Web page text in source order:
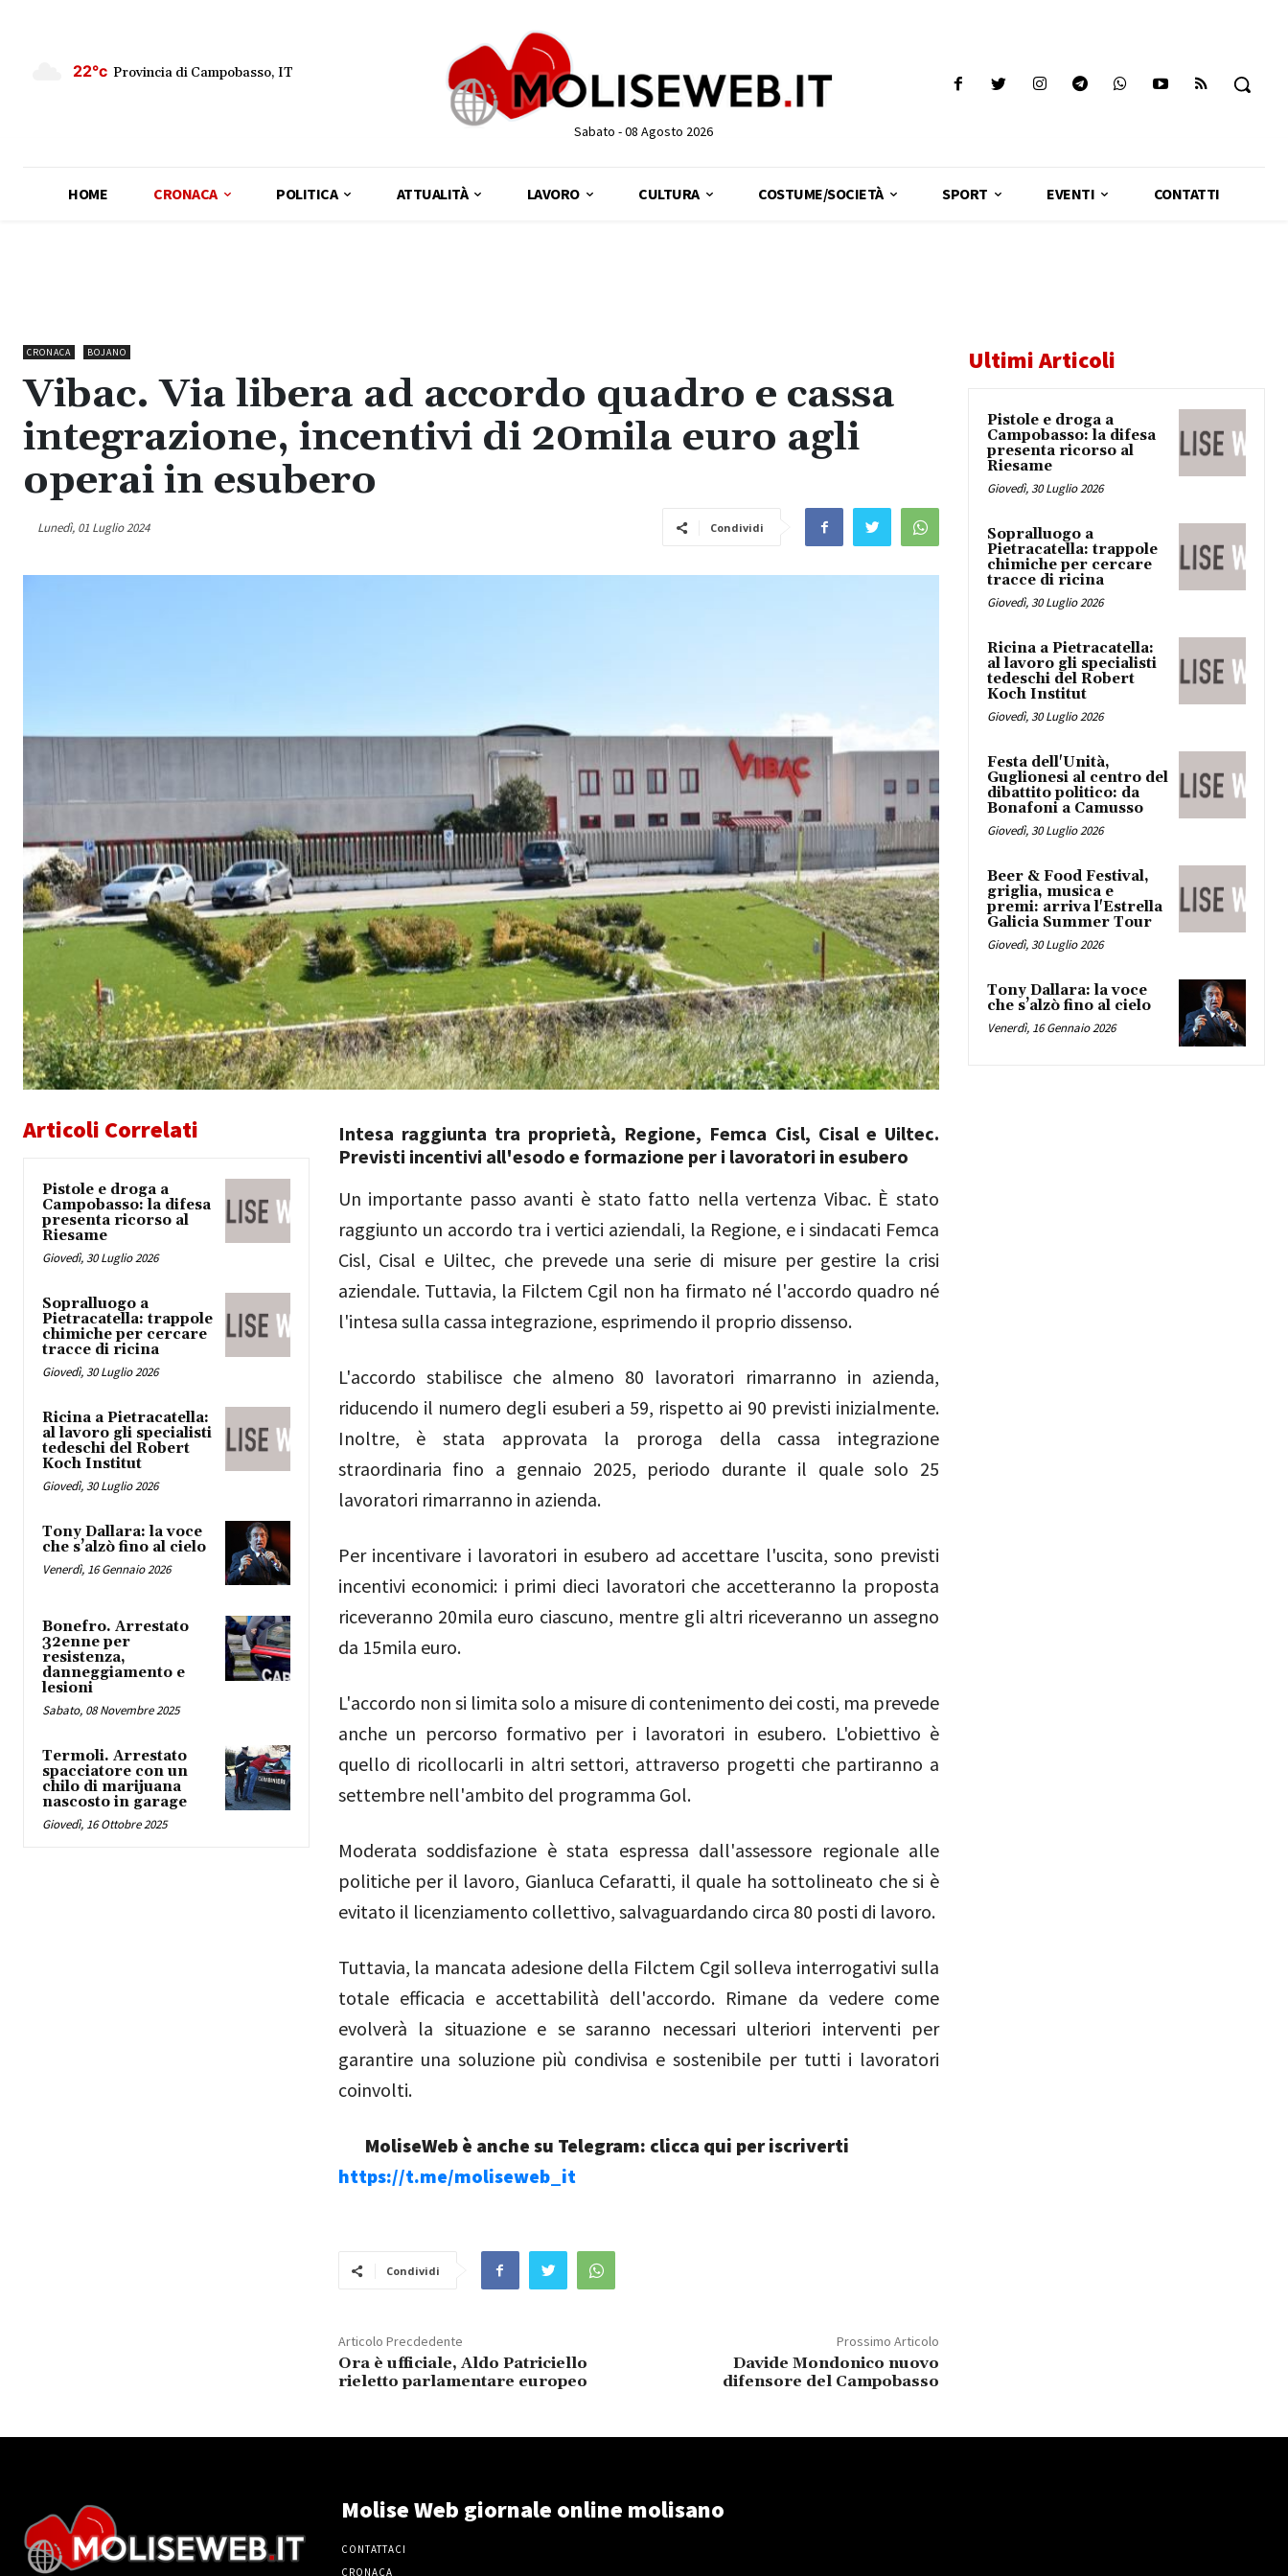
22°c Provincia di Campobasso, IT
Sabato - 08 Agosto 2026
HOME CRONACA POLITICA ATTUALITÀ LAVORO CULTURA COSTUME/SOCIETÀ SPORT EVENTI CONTATTI
CRONACA BOJANO
Vibac. Via libera ad accordo quadro e cassa
integrazione, incentivi di 20mila euro agli
operai in esubero
Lunedì, 01 Luglio 2024 Condividi
Articoli Correlati
Pistole e droga a
Campobasso: la difesa
presenta ricorso al
Riesame
Giovedì, 30 Luglio 2026
Sopralluogo a
Pietracatella: trappole
chimiche per cercare
tracce di ricina
Giovedì, 30 Luglio 2026
Ricina a Pietracatella:
al lavoro gli specialisti
tedeschi del Robert
Koch Institut
Giovedì, 30 Luglio 2026
Tony Dallara: la voce
che s’alzò fino al cielo
Venerdì, 16 Gennaio 2026
Bonefro. Arrestato
32enne per
resistenza,
danneggiamento e
lesioni
Sabato, 08 Novembre 2025
Termoli. Arrestato
spacciatore con un
chilo di marijuana
nascosto in garage
Giovedì, 16 Ottobre 2025
Intesa raggiunta tra proprietà, Regione, Femca Cisl, Cisal e Uiltec.
Previsti incentivi all'esodo e formazione per i lavoratori in esubero
Un importante passo avanti è stato fatto nella vertenza Vibac. È stato
raggiunto un accordo tra i vertici aziendali, la Regione, e i sindacati Femca
Cisl, Cisal e Uiltec, che prevede una serie di misure per gestire la crisi
aziendale. Tuttavia, la Filctem Cgil non ha firmato né l'accordo quadro né
l'intesa sulla cassa integrazione, esprimendo il proprio dissenso.
L'accordo stabilisce che almeno 80 lavoratori rimarranno in azienda,
riducendo il numero degli esuberi a 59, rispetto ai 90 previsti inizialmente.
Inoltre, è stata approvata la proroga della cassa integrazione
straordinaria fino a gennaio 2025, periodo durante il quale solo 25
lavoratori rimarranno in azienda.
Per incentivare i lavoratori in esubero ad accettare l'uscita, sono previsti
incentivi economici: i primi dieci lavoratori che accetteranno la proposta
riceveranno 20mila euro ciascuno, mentre gli altri riceveranno un assegno
da 15mila euro.
L'accordo non si limita solo a misure di contenimento dei costi, ma prevede
anche un percorso formativo per i lavoratori in esubero. L'obiettivo è
quello di ricollocarli in altri settori, attraverso progetti che partiranno a
settembre nell'ambito del programma Gol.
Moderata soddisfazione è stata espressa dall'assessore regionale alle
politiche per il lavoro, Gianluca Cefaratti, il quale ha sottolineato che si è
evitato il licenziamento collettivo, salvaguardando circa 80 posti di lavoro.
Tuttavia, la mancata adesione della Filctem Cgil solleva interrogativi sulla
totale efficacia e accettabilità dell'accordo. Rimane da vedere come
evolverà la situazione e se saranno necessari ulteriori interventi per
garantire una soluzione più condivisa e sostenibile per tutti i lavoratori
coinvolti.
MoliseWeb è anche su Telegram: clicca qui per iscriverti
https://t.me/moliseweb_it
Condividi
Articolo Precdedente
Ora è ufficiale, Aldo Patriciello
rieletto parlamentare europeo
Prossimo Articolo
Davide Mondonico nuovo
difensore del Campobasso
Ultimi Articoli
Pistole e droga a
Campobasso: la difesa
presenta ricorso al
Riesame
Giovedì, 30 Luglio 2026
Sopralluogo a
Pietracatella: trappole
chimiche per cercare
tracce di ricina
Giovedì, 30 Luglio 2026
Ricina a Pietracatella:
al lavoro gli specialisti
tedeschi del Robert
Koch Institut
Giovedì, 30 Luglio 2026
Festa dell'Unità,
Guglionesi al centro del
dibattito politico: da
Bonafoni a Camusso
Giovedì, 30 Luglio 2026
Beer & Food Festival,
griglia, musica e
premi: arriva l'Estrella
Galicia Summer Tour
Giovedì, 30 Luglio 2026
Tony Dallara: la voce
che s’alzò fino al cielo
Venerdì, 16 Gennaio 2026
Molise Web giornale online molisano
CONTATTACI
CRONACA